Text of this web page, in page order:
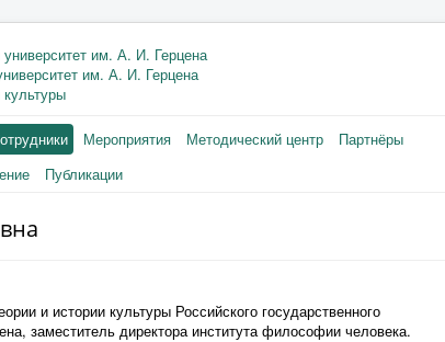
им. А. И. Герцена
Мероприятия Методический центр
Партнёры
Публикации
и истории культуры Российского государственного
заместитель директора института философии человека.